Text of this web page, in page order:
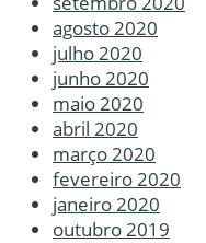
agosto 2020
julho 2020
junho 2020
maio 2020
abril 2020
março 2020
fevereiro 2020
janeiro 2020
outubro 2019